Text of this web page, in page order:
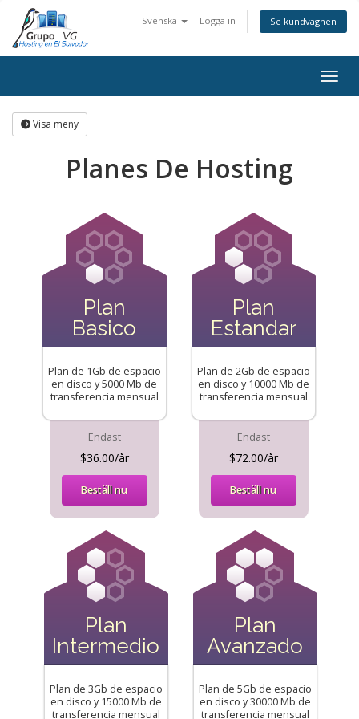
Svenska Logga in Se kundvagnen
Visa meny
Planes De Hosting
Plan
Basico
Plan de 1Gb de espacio
en disco y 5000 Mb de
transferencia mensual
Endast
$36.00/år
Beställ nu
Plan
Estandar
Plan de 2Gb de espacio
en disco y 10000 Mb de
transferencia mensual
Endast
$72.00/år
Beställ nu
Plan
Intermedio
Plan de 3Gb de espacio
en disco y 15000 Mb de
transferencia mensual
Plan
Avanzado
Plan de 5Gb de espacio
en disco y 30000 Mb de
transferencia mensual